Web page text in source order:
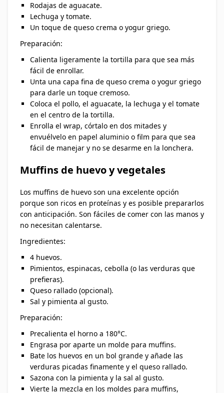
Rodajas de aguacate.
Lechuga y tomate.
Un toque de queso crema o yogur griego.
Preparación:
Calienta ligeramente la tortilla para que sea más
fácil de enrollar.
Unta una capa fina de queso crema o yogur griego
para darle un toque cremoso.
Coloca el pollo, el aguacate, la lechuga y el tomate
en el centro de la tortilla.
Enrolla el wrap, córtalo en dos mitades y
envuélvelo en papel aluminio o film para que sea
fácil de manejar y no se desarme en la lonchera.
Muffins de huevo y vegetales
Los muffins de huevo son una excelente opción
porque son ricos en proteínas y es posible prepararlos
con anticipación. Son fáciles de comer con las manos y
no necesitan calentarse.
Ingredientes:
4 huevos.
Pimientos, espinacas, cebolla (o las verduras que
prefieras).
Queso rallado (opcional).
Sal y pimienta al gusto.
Preparación:
Precalienta el horno a 180°C.
Engrasa por aparte un molde para muffins.
Bate los huevos en un bol grande y añade las
verduras picadas finamente y el queso rallado.
Sazona con la pimienta y la sal al gusto.
Vierte la mezcla en los moldes para muffins,